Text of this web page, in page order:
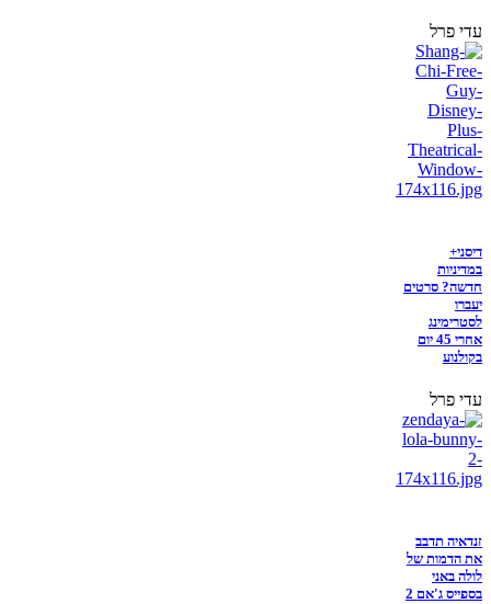
עדי פרל
דיסני+
במדיניות
חדשה? סרטים
יעברו
לסטרימינג
אחרי 45 יום
בקולנוע
עדי פרל
זנדאיה תדבב
את הדמות של
לולה באני
בספייס ג'אם 2